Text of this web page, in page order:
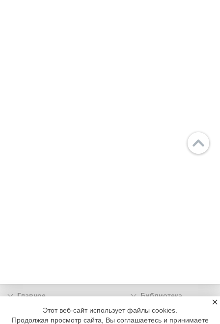
Главное
Библиотека
Подписка
Реклама
Этот веб-сайт использует файлы cookies.
Продолжая просмотр сайта, Вы соглашаетесь и принимаете
×